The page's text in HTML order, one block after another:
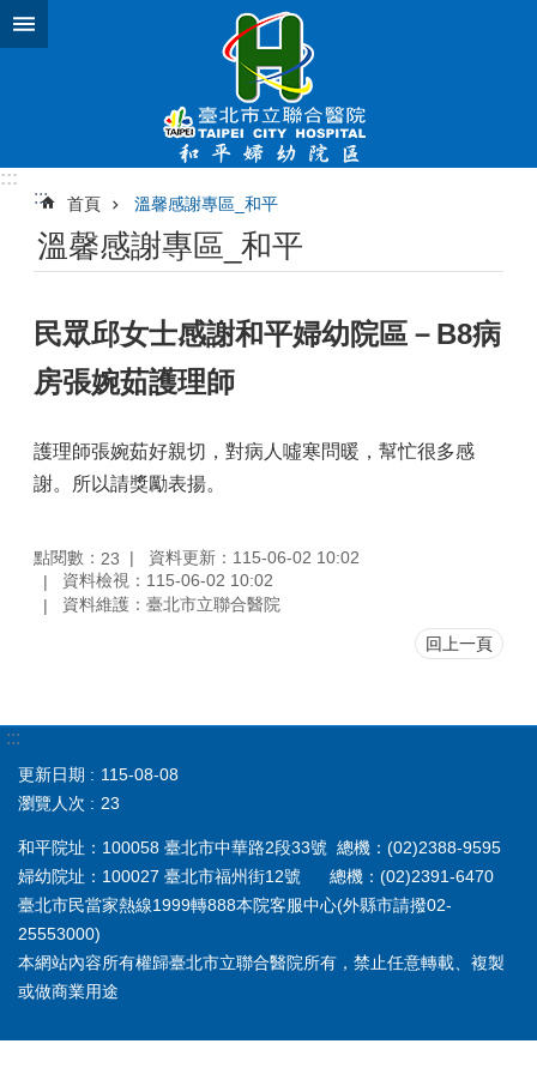
跳到主要內容區塊
:::
:::
首頁 溫馨感謝專區_和平
溫馨感謝專區_和平
民眾邱女士感謝和平婦幼院區－B8病
房張婉茹護理師
護理師張婉茹好親切，對病人噓寒問暖，幫忙很多感
謝。所以請獎勵表揚。
點閱數： 23
資料更新：115-06-02 10:02
資料檢視：115-06-02 10:02
資料維護：臺北市立聯合醫院
回上一頁
:::
更新日期
115-08-08
瀏覽人次
23
和平院址：100058 臺北市中華路2段33號 總機：(02)2388-9595
婦幼院址：100027 臺北市福州街12號 總機：(02)2391-6470
臺北市民當家熱線1999轉888本院客服中心(外縣市請撥02-
25553000)
本網站內容所有權歸臺北市立聯合醫院所有，禁止任意轉載、複製
或做商業用途